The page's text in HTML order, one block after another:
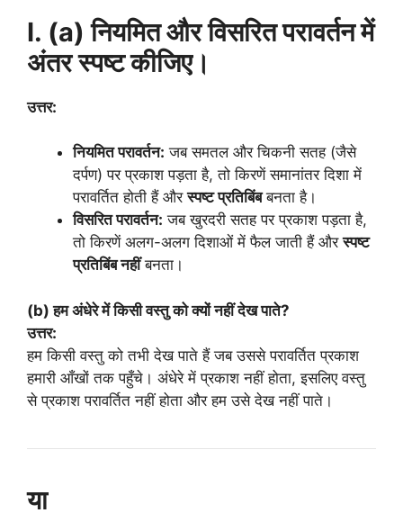
I. (a) नियमित और विसरित परावर्तन में
अंतर स्पष्ट कीजिए।
उत्तर:
नियमित परावर्तन: जब समतल और चिकनी सतह (जैसे
दर्पण) पर प्रकाश पड़ता है, तो किरणें समानांतर दिशा में
परावर्तित होती हैं औरस्पष्ट प्रतिबिंबबनता है।
विसरित परावर्तन: जब खुरदरी सतह पर प्रकाश पड़ता है,
तो किरणें अलग-अलग दिशाओं में फैल जाती हैं औरस्पष्ट
प्रतिबिंब नहींबनता।
(b) हम अंधेरे में किसी वस्तु को क्यों नहीं देख पाते?
उत्तर:
हम किसी वस्तु को तभी देख पाते हैं जब उससे परावर्तित प्रकाश
हमारी आँखों तक पहुँचे। अंधेरे में प्रकाश नहीं होता, इसलिए वस्तु
से प्रकाश परावर्तित नहीं होता और हम उसे देख नहीं पाते।
या